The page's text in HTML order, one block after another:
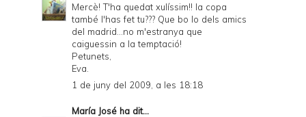
Mercè! T'ha quedat xulíssim!! la copa
també l'has fet tu??? Que bo lo dels amics
del madrid...no m'estranya que
caiguessin a la temptació!
Petunets,
Eva.
1 de juny del 2009, a les 18:18
María José ha dit...